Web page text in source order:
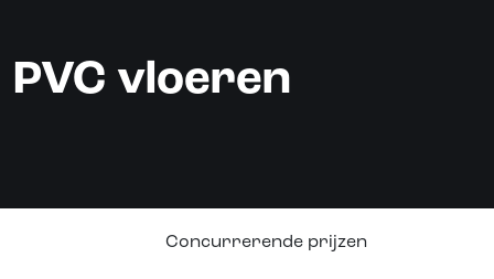
PVC vloeren
Concurrerende prijzen